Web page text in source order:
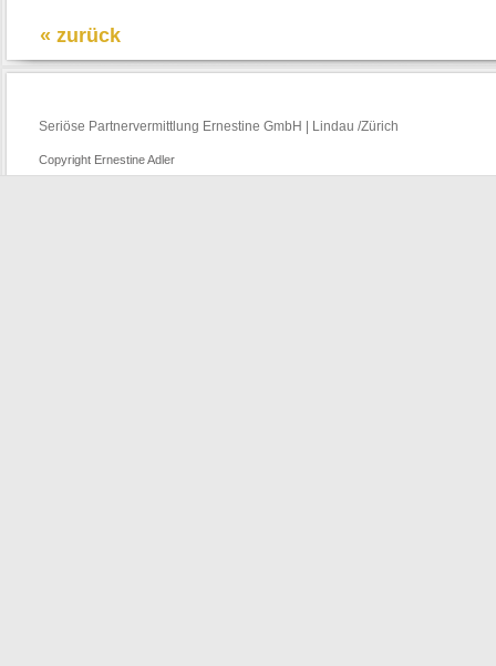
« zurück
Seriöse Partnervermittlung Ernestine GmbH | Lindau /Zürich
Copyright Ernestine Adler